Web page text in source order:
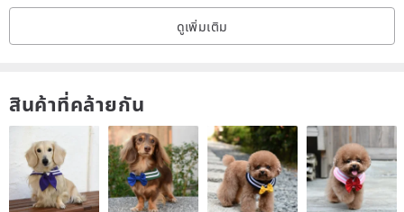
ดูเพิ่มเติม
สินค้าที่คล้ายกัน